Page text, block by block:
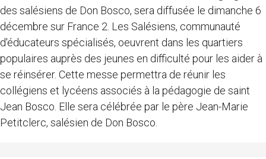
des salésiens de Don Bosco, sera diffusée le dimanche 6
décembre sur France 2. Les Salésiens, communauté
d'éducateurs spécialisés, oeuvrent dans les quartiers
populaires auprès des jeunes en difficulté pour les aider à
se réinsérer. Cette messe permettra de réunir les
collégiens et lycéens associés à la pédagogie de saint
Jean Bosco. Elle sera célébrée par le père Jean-Marie
Petitclerc, salésien de Don Bosco.